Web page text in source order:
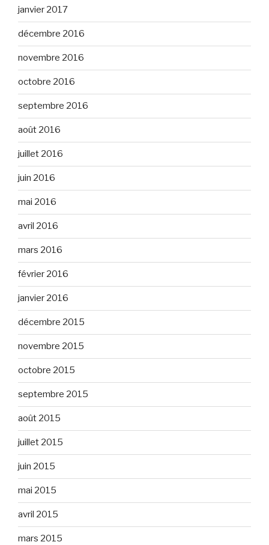
janvier 2017
décembre 2016
novembre 2016
octobre 2016
septembre 2016
août 2016
juillet 2016
juin 2016
mai 2016
avril 2016
mars 2016
février 2016
janvier 2016
décembre 2015
novembre 2015
octobre 2015
septembre 2015
août 2015
juillet 2015
juin 2015
mai 2015
avril 2015
mars 2015